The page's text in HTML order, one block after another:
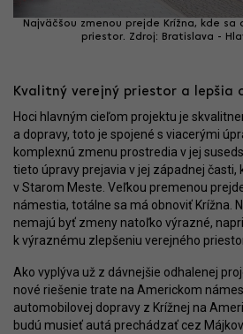
Najväčšou zmenou prejde Krížna, kde sa
priestor. Zdroj: Bratislava -
Kvalitný verejný priestor a lepšia
Hoci hlavným cieľom projektu je
a dopravy, toto je spojené s viacerými
komplexnú zmenu prostredia v jej
tieto úpravy prejavia v jej západnej časti,
v Starom Meste. Veľkou premenou
námestia, totálne sa má obnoviť Krížna.
nemajú byť zmeny natoľko výrazné,
k výraznému zlepšeniu verejného
Ako vyplýva už z dávnejšie odhalenej
nové riešenie trate na Americkom
automobilovej dopravy z Krížnej na
budú musieť autá prechádzať cez